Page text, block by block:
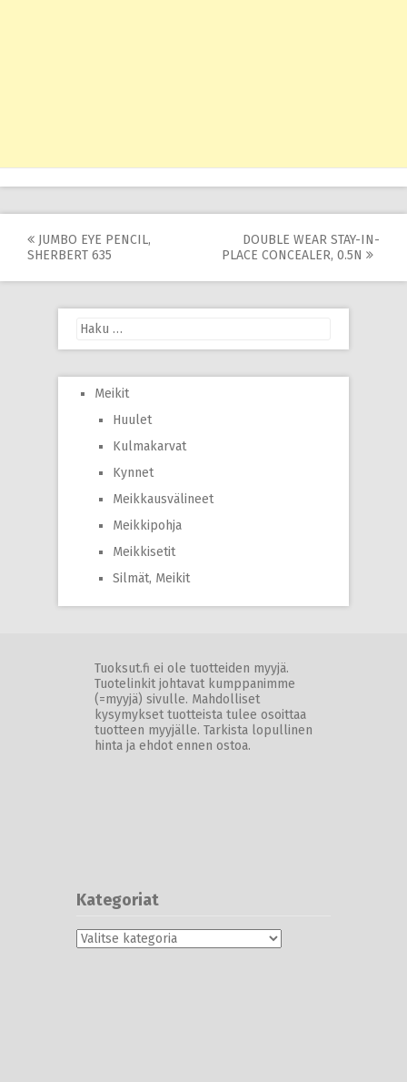
Post
JUMBO EYE PENCIL,
SHERBERT 635
DOUBLE WEAR STAY-IN-
PLACE CONCEALER, 0.5N
Haku:
Meikit
Huulet
Kulmakarvat
Kynnet
Meikkausvälineet
Meikkipohja
Meikkisetit
Silmät, Meikit
Tuoksut.fi ei ole tuotteiden myyjä.
Tuotelinkit johtavat kumppanimme
(=myyjä) sivulle. Mahdolliset
kysymykset tuotteista tulee osoittaa
tuotteen myyjälle. Tarkista lopullinen
hinta ja ehdot ennen ostoa.
Kategoriat
Kategoriat